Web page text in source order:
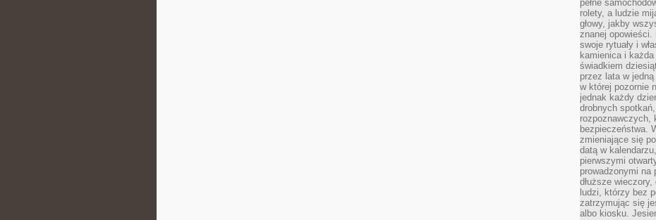
pełne
rolety, a ludzie
głowy, jakby
znanej opowieści.
swoje rytuały i
kamienica i
świadkiem
przez lata w
w której pozornie
jednak każdy
drobnych
rozpoznawczych,
bezpieczeństwa.
zmieniające się
datą w
pierwszymi
prowadzonymi na
dłuższe
ludzi, którzy bez
zatrzymując się
albo kiosku.